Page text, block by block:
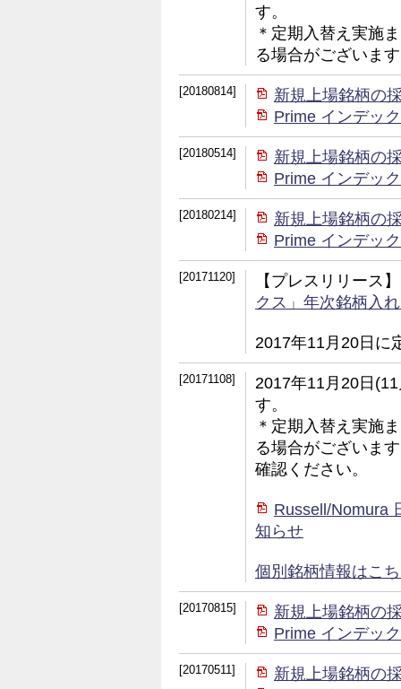
す。
＊定期入替え実施
る場合がございま
[20180814]
新規上場銘柄の
Prime インデッ
[20180514]
新規上場銘柄の
Prime インデッ
[20180214]
新規上場銘柄の
Prime インデッ
[20171120]
【プレスリリース】
クス」年次銘柄入
2017年11月20日に
[20171108]
2017年11月20日
す。
＊定期入替え実施
る場合がございま
確認ください。
Russell/Nomura
知らせ
個別銘柄情報はこ
[20170815]
新規上場銘柄の
Prime インデッ
[20170511]
新規上場銘柄の